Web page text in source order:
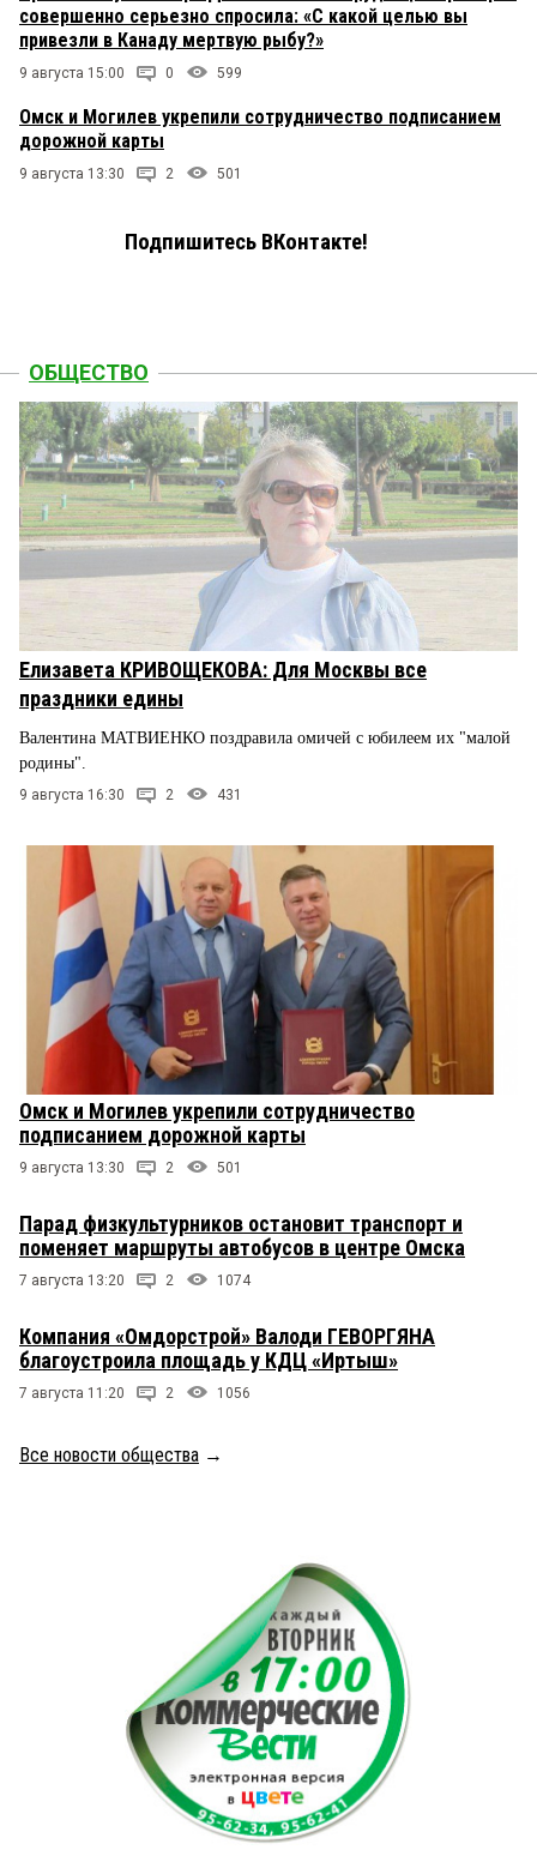
совершенно серьезно спросила: «С какой целью вы
привезли в Канаду мертвую рыбу?»
9 августа 15:00 0 599
Омск и Могилев укрепили сотрудничество подписанием
дорожной карты
9 августа 13:30 2 501
Подпишитесь ВКонтакте!
ОБЩЕСТВО
Елизавета КРИВОЩЕКОВА: Для Москвы все
праздники едины
Валентина МАТВИЕНКО поздравила омичей с юбилеем их "малой
родины".
9 августа 16:30 2 431
Омск и Могилев укрепили сотрудничество
подписанием дорожной карты
9 августа 13:30 2 501
Парад физкультурников остановит транспорт и
поменяет маршруты автобусов в центре Омска
7 августа 13:20 2 1074
Компания «Омдорстрой» Валоди ГЕВОРГЯНА
благоустроила площадь у КДЦ «Иртыш»
7 августа 11:20 2 1056
Все новости общества →